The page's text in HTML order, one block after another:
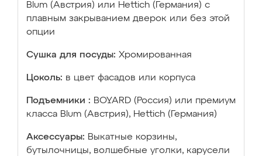
Blum (Австрия) или Hettich (Германия) с
плавным закрыванием дверок или без этой
опции
Сушка для посуды: Хромированная
Цоколь: в цвет фасадов или корпуса
Подъемники : BOYARD (Россия) или премиум
класса Blum (Австрия), Hettich (Германия)
Аксессуары: Выкатные корзины,
бутылочницы, волшебные уголки, карусели